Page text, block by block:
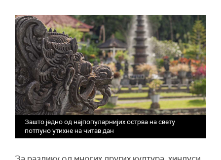
Зашто једно од најпопуларнијих острва на свету
потпуно утихне на читав дан